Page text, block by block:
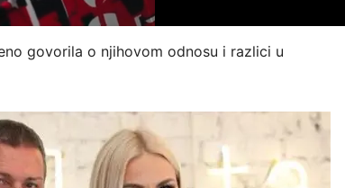
govorila o njihovom odnosu i razlici u